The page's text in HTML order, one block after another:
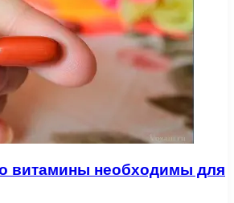
витамины необходимы для